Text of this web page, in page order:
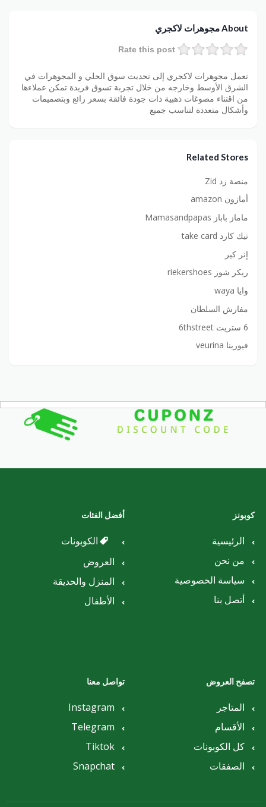
About مجوهرات لاكجري
Rate this post
تعمل مجوهرات لاكجري إلى تحديث سوق الحلي و المجوهرات في
الشرق الأوسط وخارجه من خلال تجربة تسوق فريدة تمكن عملاءها
من اقتناء مصوغات ذهبية ذات جودة فائقة بسعر رائع وبتصميمات
وأشكال متعددة لتناسب جميع
Related Stores
منصة زد Zid
أمازون amazon
ماماز باباز Mamasandpapas
تيك كارد take card
إنر كير
ريكر شوز riekershoes
وايا waya
مفارش السلطان
6 ستريت 6thstreet
فيورينا veurina
كوبونز
الرئيسية
من نحن
سياسة الخصوصية
أتصل بنا
أفضل الفئات
الكوبونات
العروض
المنزل والحديقة
الأطفال
تصفح العروض
المتاجر
الأقسام
كل الكوبونات
الصفقات
تواصل معنا
Instagram
Telegram
Tiktok
Snapchat